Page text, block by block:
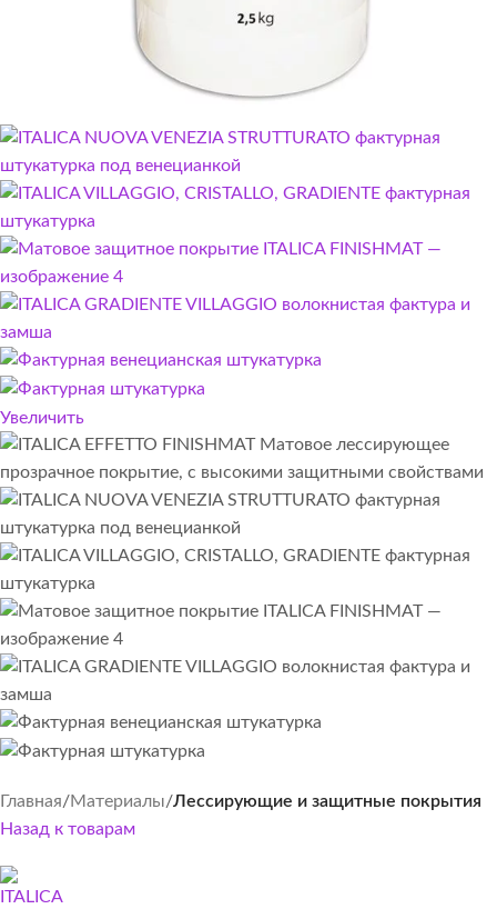
Увеличить
Главная Материалы Лессирующие и защитные покрытия
Назад к товарам